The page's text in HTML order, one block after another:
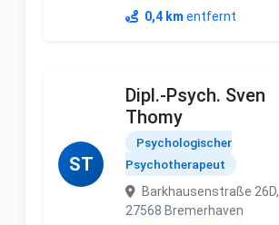
0,4 km entfernt
ST
Dipl.-Psych. Sven
Thomy
Psychologischer
Psychotherapeut
Barkhausenstraße 26D,
27568 Bremerhaven